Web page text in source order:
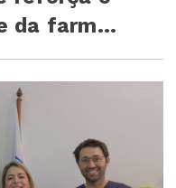
da farm...